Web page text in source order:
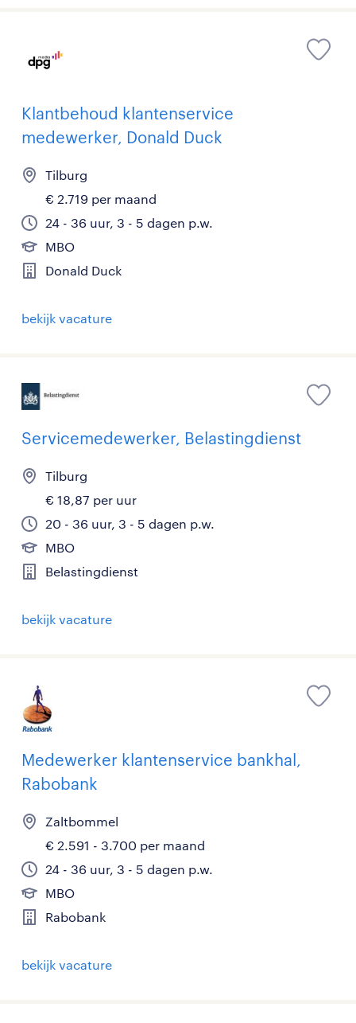
Klantbehoud klantenservice
medewerker, Donald Duck
Tilburg
€ 2.719 per maand
24 - 36 uur, 3 - 5 dagen p.w.
MBO
Donald Duck
bekijk vacature
Servicemedewerker, Belastingdienst
Tilburg
€ 18,87 per uur
20 - 36 uur, 3 - 5 dagen p.w.
MBO
Belastingdienst
bekijk vacature
Medewerker klantenservice bankhal,
Rabobank
Zaltbommel
€ 2.591 - 3.700 per maand
24 - 36 uur, 3 - 5 dagen p.w.
MBO
Rabobank
bekijk vacature